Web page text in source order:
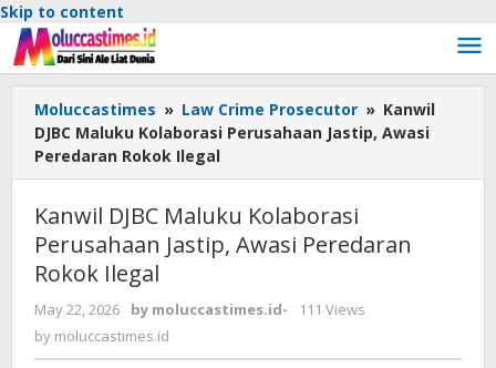
Skip to content
Moluccastimes » Law Crime Prosecutor » Kanwil
DJBC Maluku Kolaborasi Perusahaan Jastip, Awasi
Peredaran Rokok Ilegal
Kanwil DJBC Maluku Kolaborasi
Perusahaan Jastip, Awasi Peredaran
Rokok Ilegal
May 22, 2026 by moluccastimes.id-
111 Views
by moluccastimes.id